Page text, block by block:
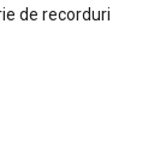
de recorduri